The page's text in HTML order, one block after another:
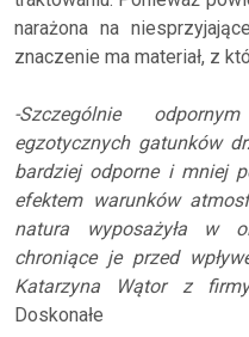
narażona na
znaczenie ma materiał, z
-Szczególnie
egzotycznych gatunków
bardziej odporne i mniej
efektem warunków
natura wyposażyła w
chroniące je przed
Katarzyna Wątor z
Doskonałe